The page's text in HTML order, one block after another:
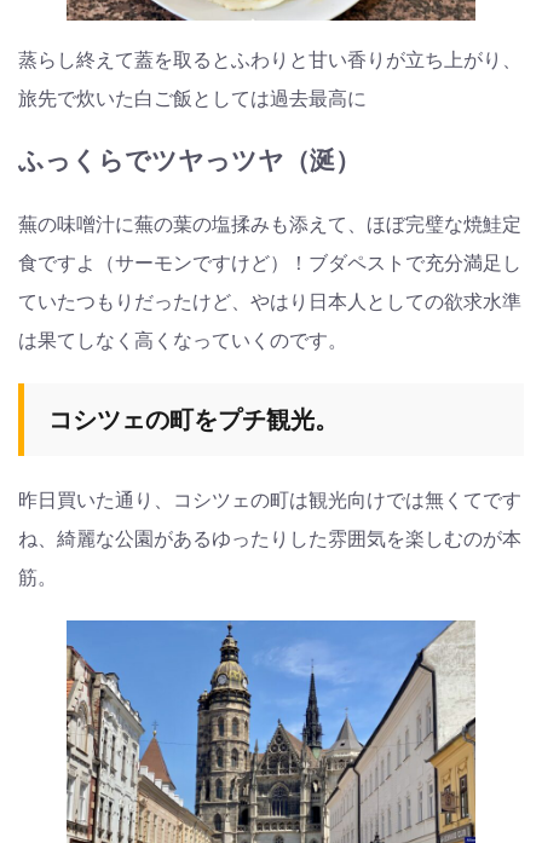
蒸らし終えて蓋を取るとふわりと甘い香りが立ち上がり、
旅先で炊いた白ご飯としては過去最高に
ふっくらでツヤっツヤ（涎）
蕪の味噌汁に蕪の葉の塩揉みも添えて、ほぼ完璧な焼鮭定
食ですよ（サーモンですけど）！ブダペストで充分満足し
ていたつもりだったけど、やはり日本人としての欲求水準
は果てしなく高くなっていくのです。
コシツェの町をプチ観光。
昨日買いた通り、コシツェの町は観光向けでは無くてです
ね、綺麗な公園があるゆったりした雰囲気を楽しむのが本
筋。